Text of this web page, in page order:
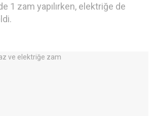
1 zam yapılırken, elektriğe de